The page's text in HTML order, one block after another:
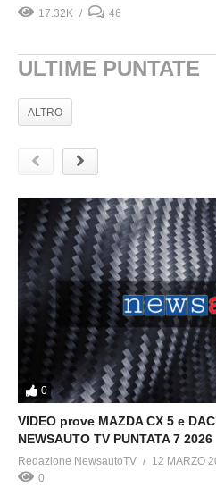
17.32K 46
ULTIME PUNTATE
ALTRO
0
VIDEO prove MAZDA CX 5 e
NEWSAUTO TV PUNTATA 7 2026
Redazione NewsautoTV
12 MARZO
0